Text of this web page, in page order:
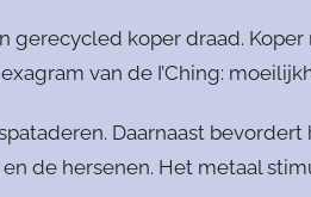
gerecycled koper draad.
van de I’Ching:
Daarnaast
de hersenen. Het metaal